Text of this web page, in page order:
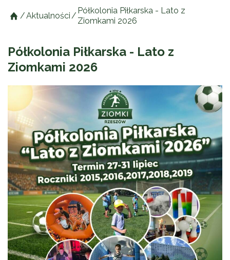
/Aktualności /
Półkolonia Piłkarska - Lato z
Ziomkami 2026
Półkolonia Piłkarska - Lato z
Ziomkami 2026